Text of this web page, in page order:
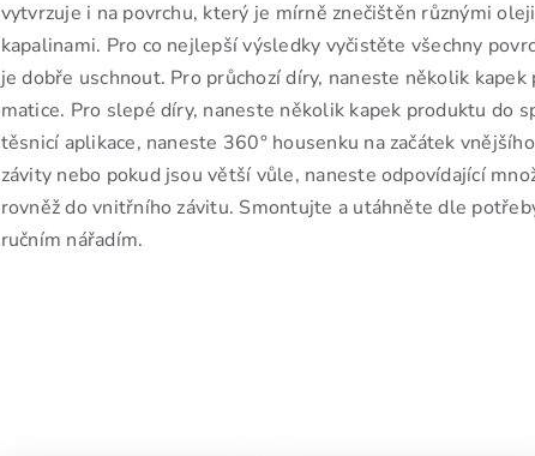
vytvrzuje i na povrchu, který je mírně znečištěn různými
kapalinami. Pro co nejlepší výsledky vyčistěte všechny
je dobře uschnout. Pro průchozí díry, naneste několik
matice. Pro slepé díry, naneste několik kapek produktu do
těsnicí aplikace, naneste 360° housenku na začátek
závity nebo pokud jsou větší vůle, naneste odpovídající
rovněž do vnitřního závitu. Smontujte a utáhněte dle
ručním nářadím.